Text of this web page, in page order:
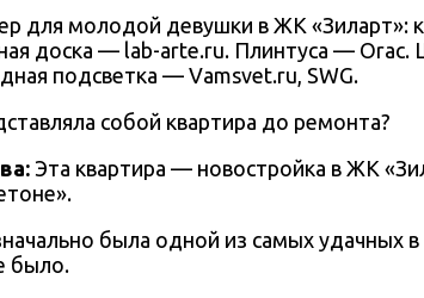
доска — lab-arte.ru. Плинтуса — Orac.
подсветка — Vamsvet.ru, SWG.
собой квартира до ремонта?
: Эта квартира — новостройка в ЖК
была одной из самых удачных
было.